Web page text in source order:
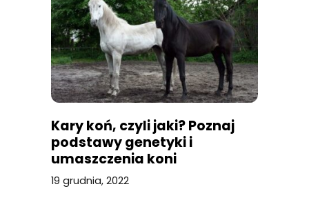
Kary koń, czyli jaki? Poznaj
podstawy genetyki i
umaszczenia koni
19 grudnia, 2022